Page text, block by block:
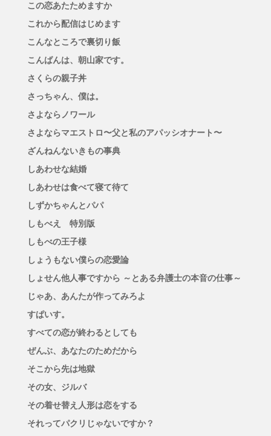
この恋あたためますか
これから配信はじめます
こんなところで裏切り飯
こんばんは、朝山家です。
さくらの親子丼
さっちゃん、僕は。
さよならノワール
さよならマエストロ〜父と私のアパッシオナート〜
ざんねんないきもの事典
しあわせな結婚
しあわせは食べて寝て待て
しずかちゃんとパパ
しもべえ 特別版
しもべの王子様
しょうもない僕らの恋愛論
しょせん他人事ですから ～とある弁護士の本音の仕事～
じゃあ、あんたが作ってみろよ
すぱいす。
すべての恋が終わるとしても
ぜんぶ、あなたのためだから
そこから先は地獄
その女、ジルバ
その着せ替え人形は恋をする
それってパクリじゃないですか？